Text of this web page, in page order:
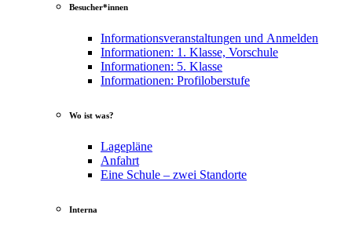
Besucher*innen
Informationsveranstaltungen und Anmelden
Informationen: 1. Klasse, Vorschule
Informationen: 5. Klasse
Informationen: Profiloberstufe
Wo ist was?
Lagepläne
Anfahrt
Eine Schule – zwei Standorte
Interna